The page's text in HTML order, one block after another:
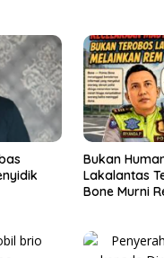
Bukan
Lakalantas
Bone Murni